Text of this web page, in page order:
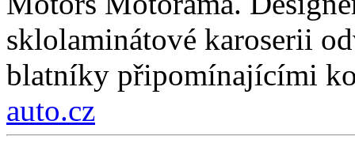
sklolaminátové karoserii
blatníky připomínajícími
auto.cz